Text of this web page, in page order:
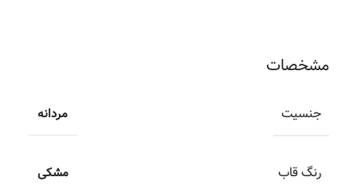
مشخصات
جنسیت مردانه
رنگ قاب مشکی